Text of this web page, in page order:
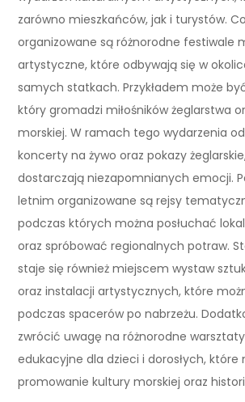
zarówno mieszkańców, jak i turystów.
organizowane są różnorodne festiwale
artystyczne, które odbywają się w
samych statkach. Przykładem może
który gromadzi miłośników żeglarstwa
morskiej. W ramach tego wydarzenia
koncerty na żywo oraz pokazy
dostarczają niezapomnianych emocji.
letnim organizowane są rejsy
podczas których można posłuchać
oraz spróbować regionalnych potraw.
staje się również miejscem wystaw
oraz instalacji artystycznych, które
podczas spacerów po nabrzeżu.
zwrócić uwagę na różnorodne
edukacyjne dla dzieci i dorosłych, które
promowanie kultury morskiej oraz